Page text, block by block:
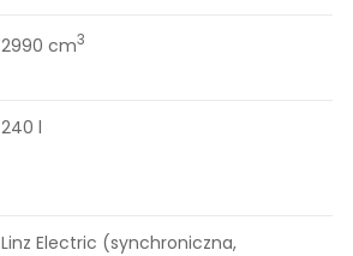
2990 cm3
240 l
Linz Electric (synchroniczna,